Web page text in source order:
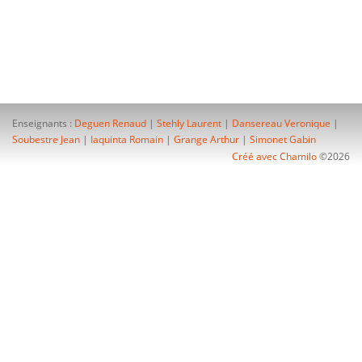
Enseignants : Deguen Renaud | Stehly Laurent | Dansereau Veronique |
Soubestre Jean | Iaquinta Romain | Grange Arthur | Simonet Gabin
Créé avec Chamilo©2026